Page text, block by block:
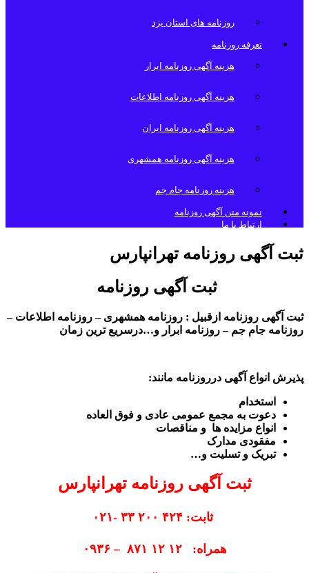
روزنامه های استان یزد
تعرفه روزنامه
هزینه آگهی روزنامه ابرار
هزینه آگهی روزنامه اطلاعات
هزینه آگهی روزنامه ایران
هزینه آگهی روزنامه همشهری
هزینه روزنامه جام جم
نمونه متن آگهی روزنامه
ارتباط با ما
ثبت آگهی روزنامه تهرانپارس
ثبت آگهی روزنامه
ثبت آگهی روزنامه ازقبیل : روزنامه همشهری – روزنامه اطلاعات –
روزنامه جام جم – روزنامه ابرار و…درسریع ترین زمان
پذیرش انواع آگهی درروزنامه مانند:
استخدام
دعوت به مجمع عمومی عادی و فوق العاده
انواع مزایده ها و مناقصات
مفقودی مدارک
تبریک و تسلیت و…
ثبت آگهی روزنامه تهرانپارس
ثابت: ۴۲۴ ۲۰۰ ۳۳ -۰۲۱
همراه: ۱۲ ۱۲ ۸۷۱ – ۰۹۳۶